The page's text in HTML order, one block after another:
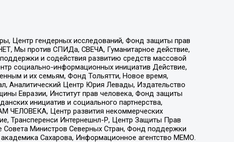
Центр гендерных исследований, Фонд защиты прав
Мы против СПИДа, СВЕЧА, Гуманитарное действие,
и содействия развитию средств массовой
социально-информационных инициатив Действие,
и их семьям, Фонд Тольятти, Новое время,
Аналитический Центр Юрия Левады, Издательство
Евразии, Институт прав человека, Фонд защиты
инициатив и социального партнерства,
ЧЕЛОВЕКА, Центр развития некоммерческих
Трансперенси Интернешнл-Р, Центр Защиты Прав
Совета Министров Северных Стран, Фонд поддержки
Сахарова, Информационное агентство МЕМО.